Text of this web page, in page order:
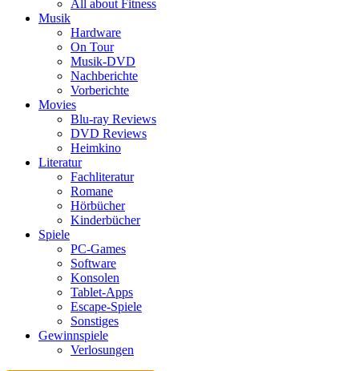
All about Fitness
Musik
Hardware
On Tour
Musik-DVD
Nachberichte
Vorberichte
Movies
Blu-ray Reviews
DVD Reviews
Heimkino
Literatur
Fachliteratur
Romane
Hörbücher
Kinderbücher
Spiele
PC-Games
Software
Konsolen
Tablet-Apps
Escape-Spiele
Sonstiges
Gewinnspiele
Verlosungen